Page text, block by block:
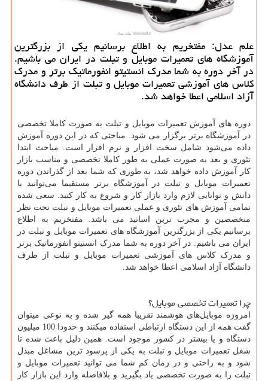
علم عدل: مفتخریم به اطلاع برسانیم یكی از بزرگترین
آموزشگاه های تعمیرات موبایل و تبلت در ایران می باشیم.
در آخر دوره به شما مدرك انستیتو انفورماتیك برتر و مدرك
كلاس‌ های آموزشی تعمیرات موبایل و تبلت از طرف دانشگاه
آزاد اسلامی اعطا خواهد شد.
دوره های آموزش تعمیرات موبایل و تبلت به صورت کاملا تخصصی
در آموزشگاه برتر برگزار می شود. مباحثی که در این دوره آموزش
داده می‌شود شامل سخت افزار و نرم افزار است. مباحث ابتدا
تئوری و بعد به صورت عملی به طور کاملا تخصصی و مناسب بازار
کار آموزش داده خواهد شد، به طوری که شما بعد از گذراندن دوره
تعمیرات موبایل و تبلت در آموزشگاه برتر مستقیما می‌توانید با
دانش و توانایی لازم وارد بازار کار و شروع به کار کنید. سعی شده
تمامی آموزش های تئوری و عملی تعمیرات موبایل و تبلت تحت نظر
متخصصین و مجرب ترین اساتید می باشد. مفتخریم به اطلاع
برسانیم یکی از بزرگترین آموزشگاه های تعمیرات موبایل و تبلت در
ایران می باشیم. در آخر دوره به شما مدرک انستیتو انفورماتیک برتر
و مدرک کلاس‌ های آموزشی تعمیرات موبایل و تبلت از طرف
دانشگاه آزاد اسلامی اعطا خواهد شد.
چرا تعمیرات تخصصی موبایل؟
امروزه موبایل‌های هوشمند تقریبا همه گیر شده و به نوعی میتوان
گفت همه از این دستگاه ارتباطی استفاده میکنند و حدودا 100 میلیون
دستگاه و یا بیشتر در کشور موجود است. همین دلیل باعث شده تا
شغل تعمیرات موبایل و تبلت به یکی از پرسود ترین مشاغل مبدل
شود و به راحتی و در زمان کم شما می توانید تعمیرات موبایل و
تبلت را به صورت تخصصی یاد بگیرید و بلافاصله وارد این بازار کار